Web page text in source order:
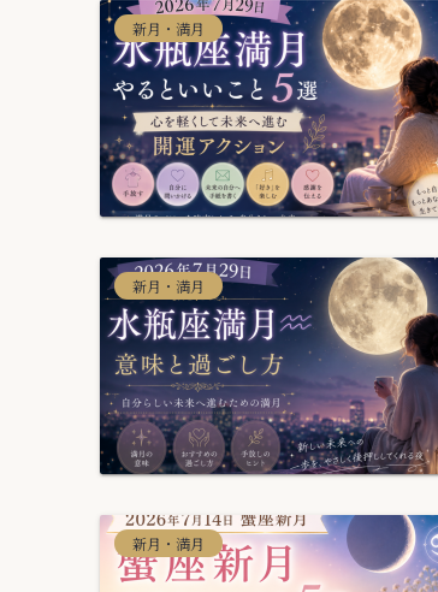
新月・満月
新月・満月
新月・満月